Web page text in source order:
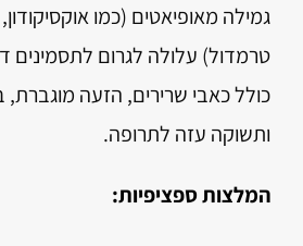
גמילה מאופיאטים (כמו אוקסיקודון,
טרמדול) עלולה לגרום לתסמינים
כולל כאבי שרירים, הזעה מוגברת,
ותשוקה עזה לתרופה.
המלצות ספציפיות: